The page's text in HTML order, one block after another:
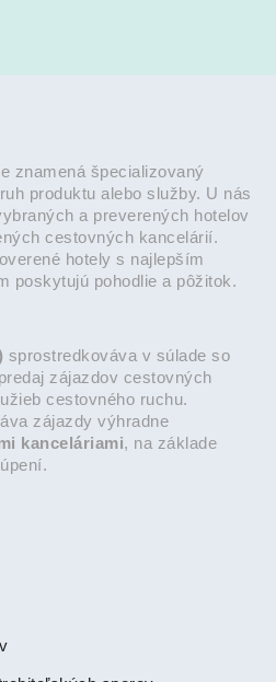
znamená špecializovaný
produktu alebo služby. U nás
a preverených hotelov
cestovných kancelárií.
hotely s najlepším
poskytujú pohodlie a pôžitok.
sprostredkováva v súlade so
zájazdov cestovných
cestovného ruchu.
zájazdy výhradne
kanceláriami, na základe